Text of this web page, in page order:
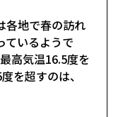
各地で春の訪れ
ているようで
高気温16.5度を
を超すのは、